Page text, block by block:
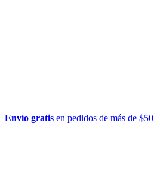
Envío gratis en pedidos de más de $50